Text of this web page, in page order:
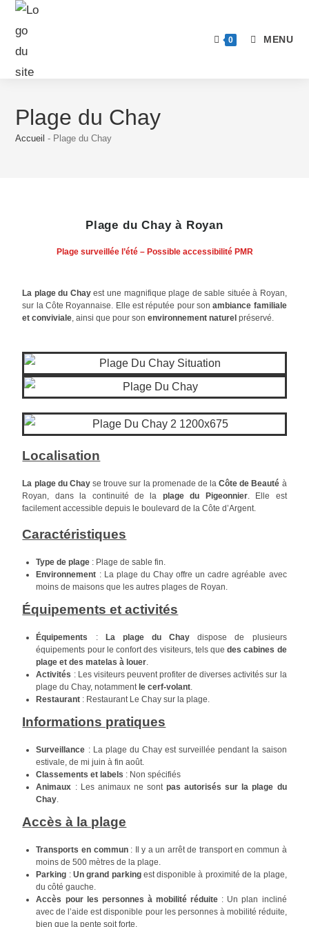
0 MENU
Plage du Chay
Accueil - Plage du Chay
Plage du Chay à Royan
Plage surveillée l’été – Possible accessibilité PMR
La plage du Chayest une magnifique plage de sable située à Royan,
sur la Côte Royannaise. Elle est réputée pour sonambiance familiale
et conviviale, ainsi que pour sonenvironnement naturel préservé.
Localisation
La plage du Chayse trouve sur la promenade de laCôte de Beauté à
Royan, dans la continuité de la plage du Pigeonnier. Elle est
facilement accessible depuis le boulevard de la Côte d’Argent.
Caractéristiques
Type de plage : Plage de sable fin.
Environnement : La plage du Chay offre un cadre agréable avec
moins de maisons que les autres plages de Royan.
Équipements et activités
Équipements : La plage du Chay dispose de plusieurs
équipements pour le confort des visiteurs, tels quedes cabines de
plage et des matelas à louer.
Activités : Les visiteurs peuvent profiter de diverses activités sur la
plage du Chay, notamment le cerf-volant.
Restaurant : Restaurant Le Chay sur la plage.
Informations pratiques
Surveillance : La plage du Chay est surveillée pendant la saison
estivale, de mi juin à fin août.
Classements et labels : Non spécifiés
Animaux : Les animaux ne sontpas autorisés sur la plage du
Chay.
Accès à la plage
Transports en commun: Il y a un arrêt de transport en commun à
moins de 500 mètres de la plage.
Parking : Un grand parkingest disponible à proximité de la plage,
du côté gauche.
Accès pour les personnes à mobilité réduite : Un plan incliné
avec de l’aide est disponible pour les personnes à mobilité réduite,
bien que la pente soit forte.